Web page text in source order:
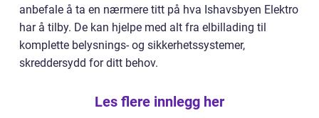
anbefale å ta en nærmere titt på hva Ishavsbyen Elektro
har å tilby. De kan hjelpe med alt fra elbillading til
komplette belysnings- og sikkerhetssystemer,
skreddersydd for ditt behov.
Les flere innlegg her